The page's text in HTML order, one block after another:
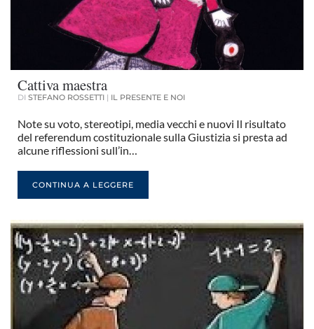
Cattiva maestra
DI STEFANO ROSSETTI | IL PRESENTE E NOI
Note su voto, stereotipi, media vecchi e nuovi Il risultato
del referendum costituzionale sulla Giustizia si presta ad
alcune riflessioni sull’in…
CONTINUA A LEGGERE